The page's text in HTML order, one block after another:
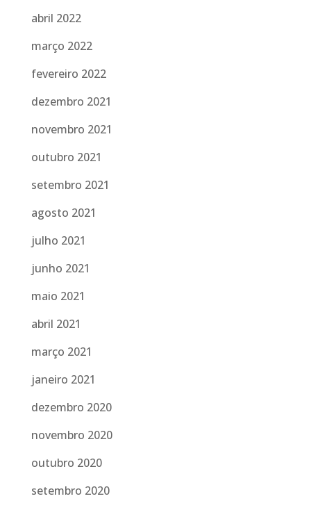
abril 2022
março 2022
fevereiro 2022
dezembro 2021
novembro 2021
outubro 2021
setembro 2021
agosto 2021
julho 2021
junho 2021
maio 2021
abril 2021
março 2021
janeiro 2021
dezembro 2020
novembro 2020
outubro 2020
setembro 2020